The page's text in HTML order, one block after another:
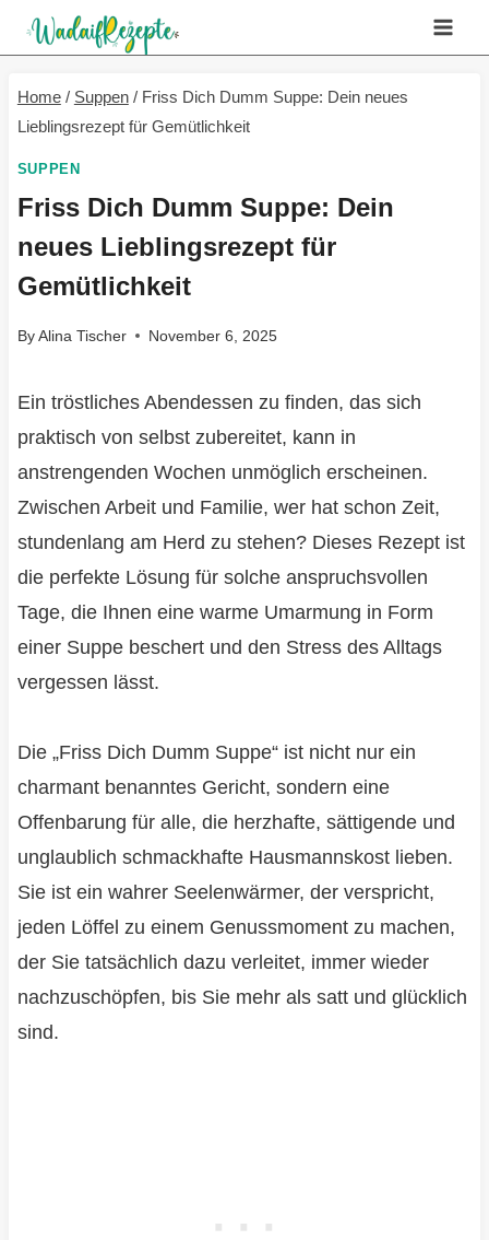
Skip
to
content
Home / Suppen / Friss Dich Dumm Suppe: Dein neues
Lieblingsrezept für Gemütlichkeit
SUPPEN
Friss Dich Dumm Suppe: Dein
neues Lieblingsrezept für
Gemütlichkeit
ByAlina Tischer November 6, 2025
Ein tröstliches Abendessen zu finden, das sich
praktisch von selbst zubereitet, kann in
anstrengenden Wochen unmöglich erscheinen.
Zwischen Arbeit und Familie, wer hat schon Zeit,
stundenlang am Herd zu stehen? Dieses Rezept ist
die perfekte Lösung für solche anspruchsvollen
Tage, die Ihnen eine warme Umarmung in Form
einer Suppe beschert und den Stress des Alltags
vergessen lässt.
Die „Friss Dich Dumm Suppe“ ist nicht nur ein
charmant benanntes Gericht, sondern eine
Offenbarung für alle, die herzhafte, sättigende und
unglaublich schmackhafte Hausmannskost lieben.
Sie ist ein wahrer Seelenwärmer, der verspricht,
jeden Löffel zu einem Genussmoment zu machen,
der Sie tatsächlich dazu verleitet, immer wieder
nachzuschöpfen, bis Sie mehr als satt und glücklich
sind.